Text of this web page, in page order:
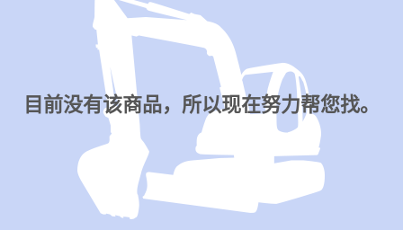
目前没有该商品，所以现在努力帮您找。